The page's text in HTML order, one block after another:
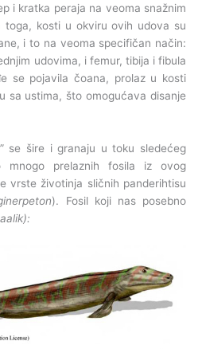
i kratka peraja na veoma snažnim
toga, kosti u okviru ovih udova su
i to na veoma specifičan način:
udovima, i femur, tibija i fibula
se pojavila čoana, prolaz u kosti
sa ustima, što omogućava disanje
šire i granaju u toku sledećeg
mnogo prelaznih fosila iz ovog
vrste životinja sličnih panderihtisu
). Fosil koji nas posebno